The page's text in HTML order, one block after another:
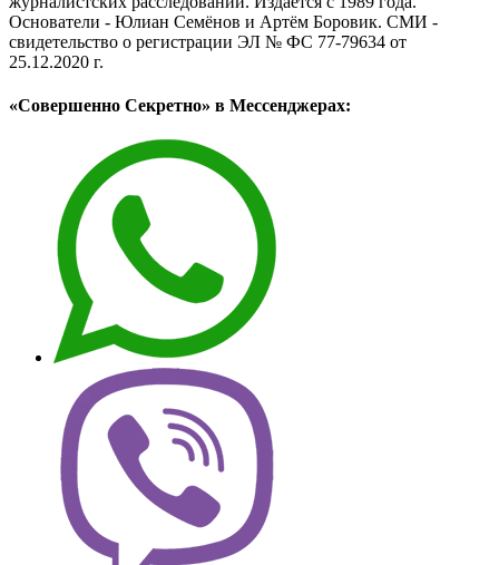
Основатели - Юлиан Семёнов и Артём Боровик. CМИ -
свидетельство о регистрации ЭЛ № ФС 77-79634 от
25.12.2020 г.
«Совершенно Секретно» в Мессенджерах: